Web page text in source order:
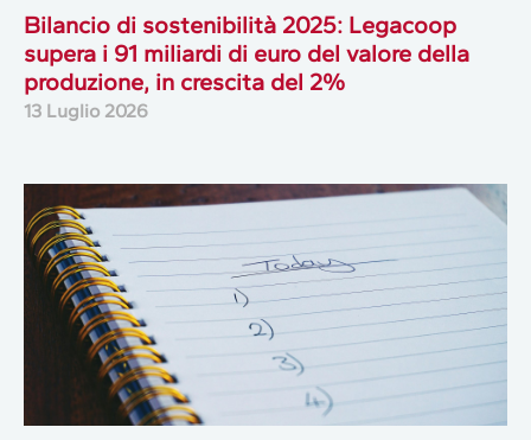
Bilancio di sostenibilità 2025: Legacoop
supera i 91 miliardi di euro del valore della
produzione, in crescita del 2%
13 Luglio 2026